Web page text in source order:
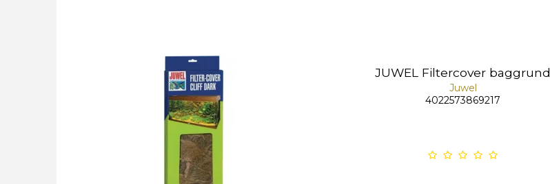
JUWEL Filtercover baggrund
Juwel
4022573869217